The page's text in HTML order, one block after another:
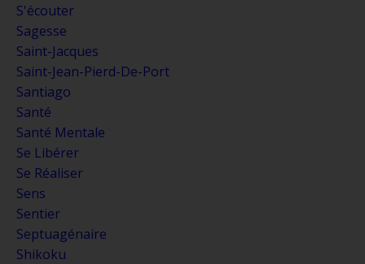
S'écouter
Sagesse
Saint-Jacques
Saint-Jean-Pierd-De-Port
Santiago
Santé
Santé Mentale
Se Libérer
Se Réaliser
Sens
Sentier
Septuagénaire
Shikoku